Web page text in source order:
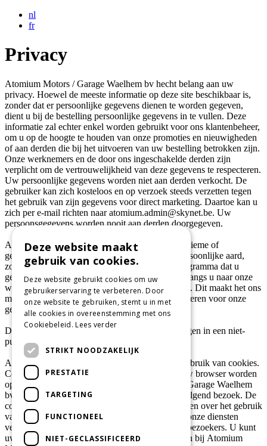
nl
fr
Privacy
Atomium Motors / Garage Waelhem bv hecht belang aan uw
privacy. Hoewel de meeste informatie op deze site beschikbaar is,
zonder dat er persoonlijke gegevens dienen te worden gegeven,
dient u bij de bestelling persoonlijke gegevens in te vullen. Deze
informatie zal echter enkel worden gebruikt voor ons klantenbeheer,
om u op de hoogte te houden van onze promoties en nieuwigheden
of aan derden die bij het uitvoeren van uw bestelling betrokken zijn.
Onze werknemers en de door ons ingeschakelde derden zijn
verplicht om de vertrouwelijkheid van deze gegevens te respecteren.
Uw persoonlijke gegevens worden niet aan derden verkocht. De
gebruiker kan zich kosteloos en op verzoek steeds verzetten tegen
het gebruik van zijn gegevens voor direct marketing. Daartoe kan u
zich per e-mail richten naar atomium.admin@skynet.be. Uw
persoonsgegevens worden nooit aan derden doorgegeven.
Atomium Motors / Garage Waelhem bv kan anonieme of
geaggregeerde gegevens verzamelen van niet-persoonlijke aard,
zoals browser type of IP-adres, het besturingsprogramma dat u
gebruikt of de domeinnaam van de website waarlangs u naar onze
website gekomen bent, of waarlangs u die verlaat. Dit maakt het ons
mogelijk om onze website permanent te optimaliseren voor onze
gebruikers.
De persoonlijke gegevens worden veilig opgeslagen in een niet-
publiek toegankelijke database.
Atomium Motors / Garage Waelhem bv maakt gebruik van cookies.
Cookies zijn kleine stukjes informatie die door uw browser worden
opgeslagen op uw computer. Atomium Motors / Garage Waelhem
bv gebruikt cookies om u te herkennen bij een volgend bezoek. De
cookies stellen ons in staat informatie te verzamelen over het gebruik
van onze diensten. Op basis hiervan kunnen wij onze diensten
verbeteren en aanpassen aan de noden van onze bezoekers. U kunt
uw browser zo instellen dat u tijdens het winkelen bij Atomium
Deze website maakt
gebruik van cookies.
Deze website gebruikt cookies om uw
gebruikerservaring te verbeteren. Door
onze website te gebruiken, stemt u in met
alle cookies in overeenstemming met ons
Cookiebeleid.Lees verder
STRIKT NOODZAKELIJK
PRESTATIE
TARGETING
FUNCTIONEEL
NIET-GECLASSIFICEERD